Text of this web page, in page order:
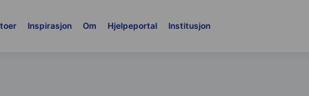
Inspirasjon Om Hjelpeportal Institusjon